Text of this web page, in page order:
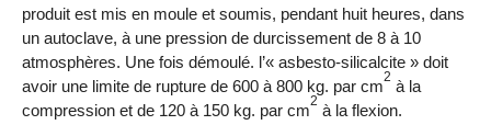
produit est mis en moule et soumis, pendant huit heures, dans
un autoclave, à une pression de durcissement de 8 à 10
atmosphères. Une fois démoulé. l’« asbesto-silicalcite » doit
avoir une limite de rupture de 600 à 800 kg. par cm2 à la
compression et de 120 à 150 kg. par cm2 à la flexion.